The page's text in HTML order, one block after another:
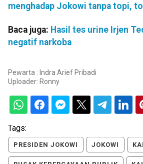
menghadap Jokowi tanpa topi,
Baca juga: Hasil tes urine Irjen
negatif narkoba
Pewarta : Indra Arief Pribadi
Uploader: Ronny
Tags:
PRESIDEN JOKOWI JOKOWI